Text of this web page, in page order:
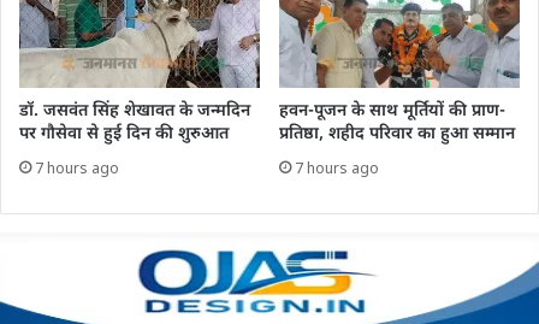
डॉ. जसवंत सिंह शेखावत के जन्मदिन
पर गौसेवा से हुई दिन की शुरुआत
7 hours ago
हवन-पूजन के साथ मूर्तियों की प्राण-
प्रतिष्ठा, शहीद परिवार का हुआ सम्मान
7 hours ago